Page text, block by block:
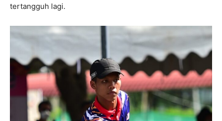
tertangguh lagi.